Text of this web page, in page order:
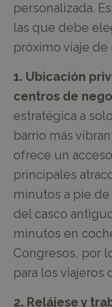
personalizada.
las que debe
próximo viaje de
1. Ubicación
centros de
estratégica a
barrio más
ofrece un
principales
minutos a pie de
del casco
minutos en
Congresos, por
para los viajeros
2. Relájese y